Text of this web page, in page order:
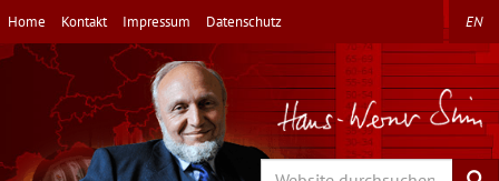
Direkt
zum
Inhalt
Home Kontakt Impressum Datenschutz EN
Search